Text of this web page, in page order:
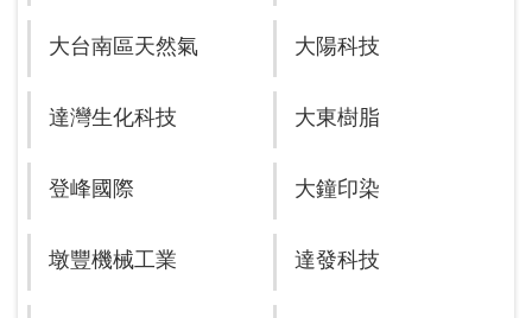
大台南區天然氣 大陽科技
達灣生化科技 大東樹脂
登峰國際 大鐘印染
墩豐機械工業 達發科技